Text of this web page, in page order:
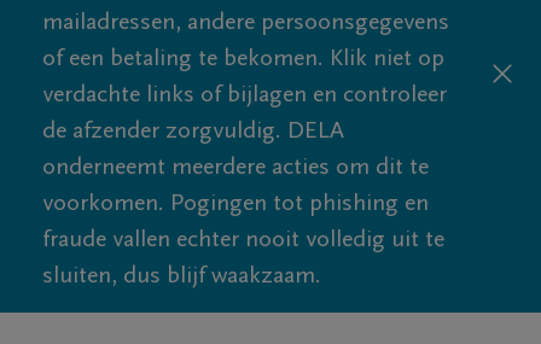
mailadressen, andere persoonsgegevens
of een betaling te bekomen. Klik niet op
verdachte links of bijlagen en controleer
de afzender zorgvuldig. DELA
onderneemt meerdere acties om dit te
voorkomen. Pogingen tot phishing en
fraude vallen echter nooit volledig uit te
sluiten, dus blijf waakzaam.